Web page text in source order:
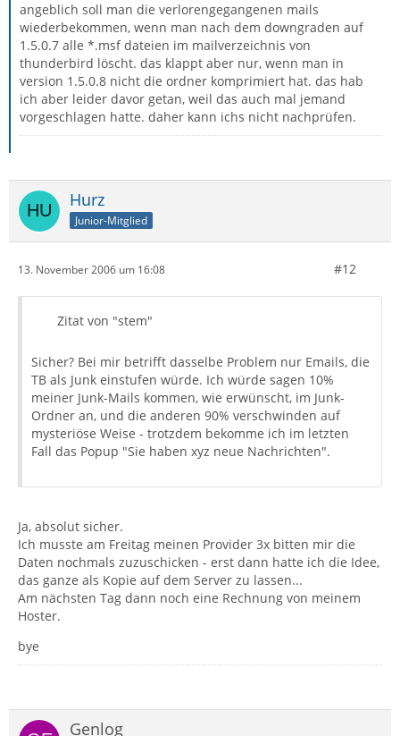
angeblich soll man die verlorengegangenen mails
wiederbekommen, wenn man nach dem downgraden auf
1.5.0.7 alle *.msf dateien im mailverzeichnis von
thunderbird löscht. das klappt aber nur, wenn man in
version 1.5.0.8 nicht die ordner komprimiert hat. das hab
ich aber leider davor getan, weil das auch mal jemand
vorgeschlagen hatte. daher kann ichs nicht nachprüfen.
Hurz
Junior-Mitglied
13. November 2006 um 16:08 #12
Zitat von "stem"
Sicher? Bei mir betrifft dasselbe Problem nur Emails, die
TB als Junk einstufen würde. Ich würde sagen 10%
meiner Junk-Mails kommen, wie erwünscht, im Junk-
Ordner an, und die anderen 90% verschwinden auf
mysteriöse Weise - trotzdem bekomme ich im letzten
Fall das Popup "Sie haben xyz neue Nachrichten".
Ja, absolut sicher.
Ich musste am Freitag meinen Provider 3x bitten mir die
Daten nochmals zuzuschicken - erst dann hatte ich die Idee,
das ganze als Kopie auf dem Server zu lassen...
Am nächsten Tag dann noch eine Rechnung von meinem
Hoster.
bye
Genlog